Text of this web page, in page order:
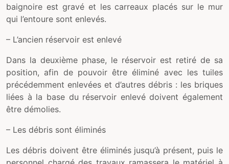
baignoire est gravé et les carreaux placés sur le mur
qui l’entoure sont enlevés.
– L’ancien réservoir est enlevé
Dans la deuxième phase, le réservoir est retiré de sa
position, afin de pouvoir être éliminé avec les tuiles
précédemment enlevées et d’autres débris : les briques
liées à la base du réservoir enlevé doivent également
être démolies.
– Les débris sont éliminés
Les débris doivent être éliminés jusqu’à présent, puis le